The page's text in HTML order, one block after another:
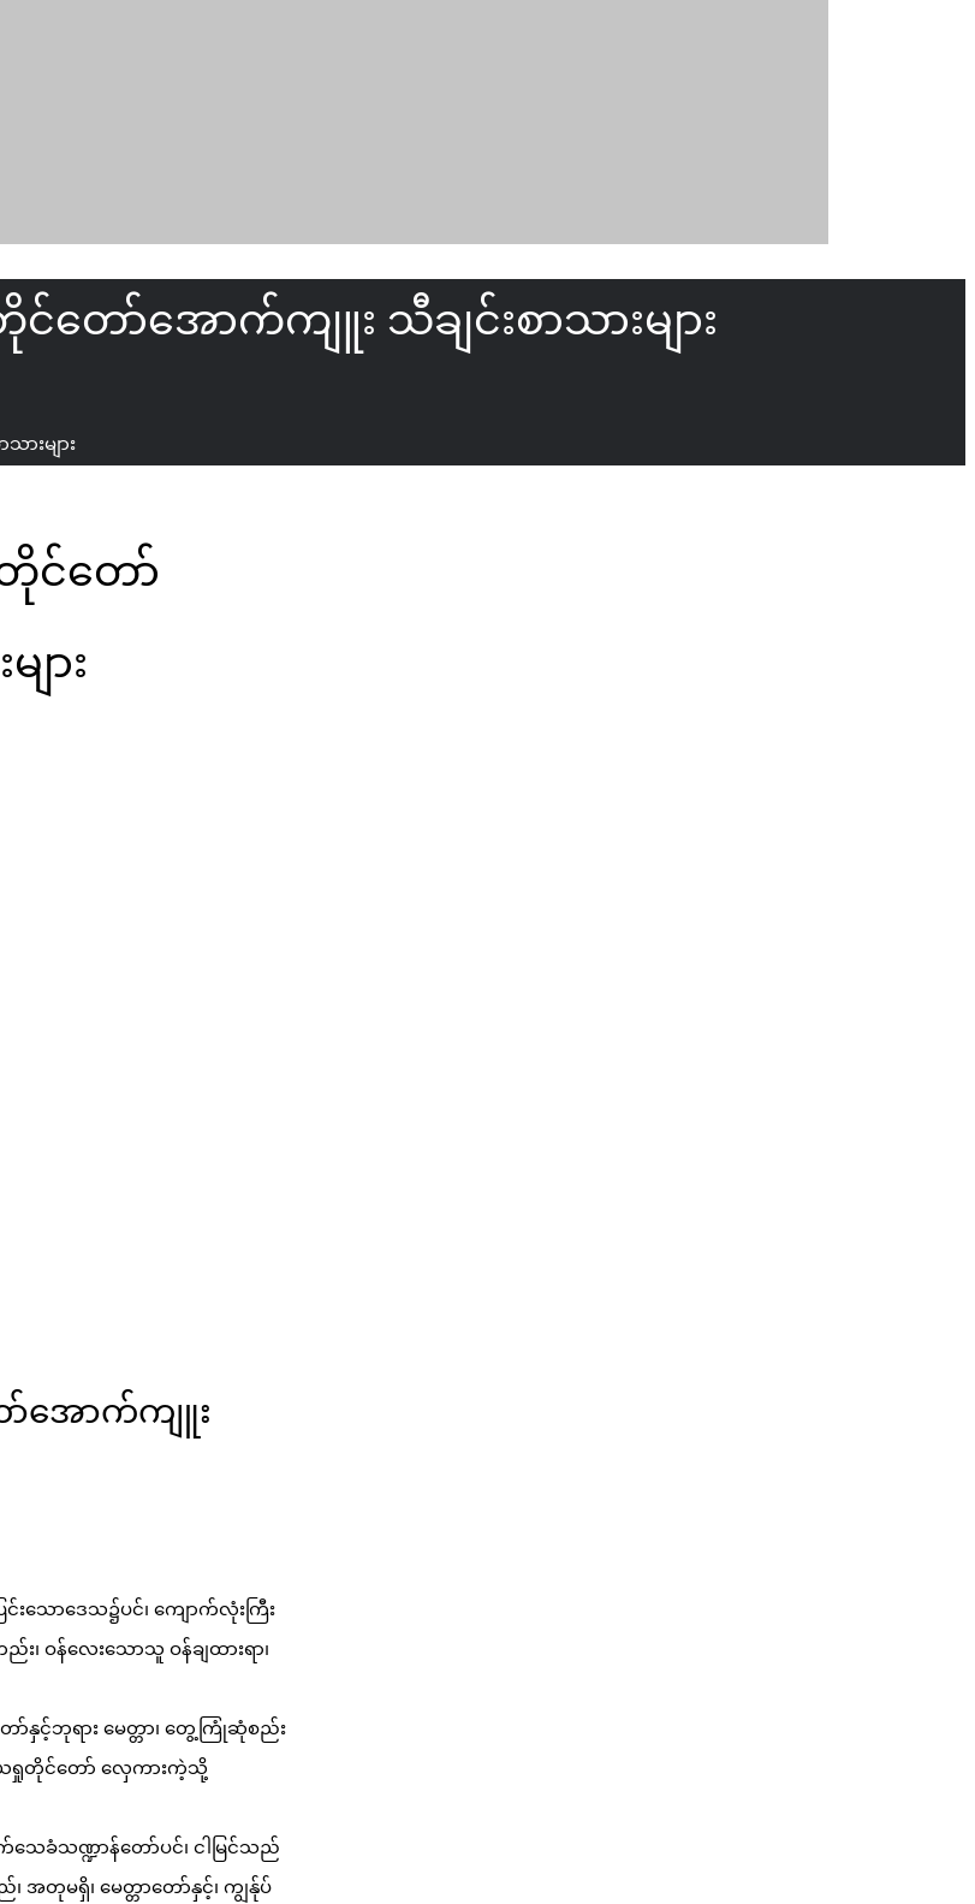
င်တော်အောက်ကျူး သီချင်းစာသားများ
ားများ
တိုင်တော်
ား
ာ်အောက်ကျူး
သောဒေသ၌ပင်၊ ကျောက်လုံးကြီး
၊ ဝန်လေးသောသူ ဝန်ချထားရာ၊
နှင့်ဘုရား မေတ္တာ၊ တွေ့ကြုံဆုံစည်း
ေရှုတိုင်တော် လှေကားကဲ့သို့
ေခံသဏ္ဍာန်တော်ပင်၊ ငါမြင်သည်
တုမရှိ၊ မေတ္တာတော်နှင့်၊ ကျွန်ုပ်